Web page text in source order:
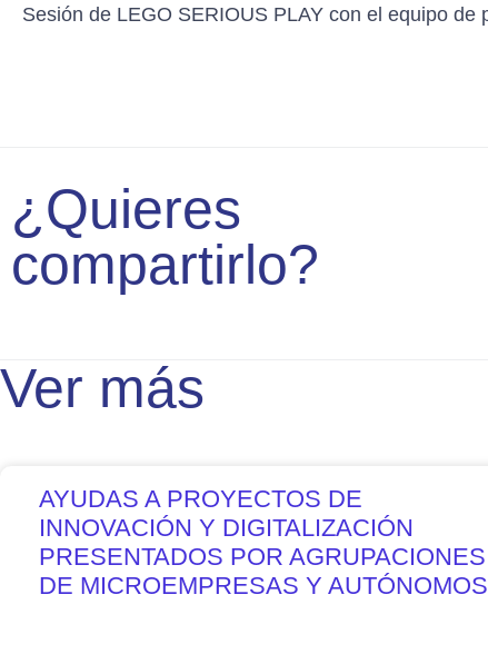
¿Quieres
compartirlo?
Ver más
AYUDAS A PROYECTOS DE
INNOVACIÓN Y DIGITALIZACIÓN
PRESENTADOS POR AGRUPACIONES
DE MICROEMPRESAS Y AUTÓNOMOS